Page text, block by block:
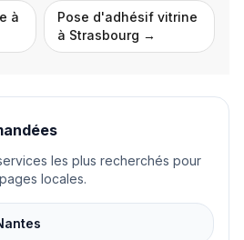
à
Pose d'adhésif vitrine
à Strasbourg →
les plus recherchés pour
locales.